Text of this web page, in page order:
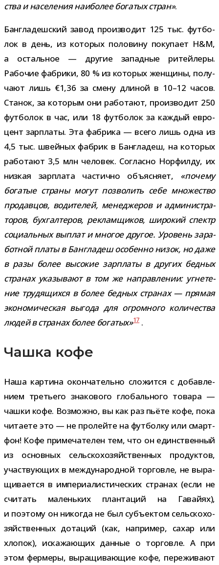
ства и насе­ле­ния наи­бо­лее бога­тых стран».
Бангладешский завод про­из­во­дит 125 тыс. фут­бо­
лок в день, из кото­рых поло­вину поку­пает H&M,
а осталь­ное — дру­гие запад­ные ритей­леры.
Рабочие фаб­рики, 80 % из кото­рых жен­щины, полу­
чают лишь €1,36 за смену дли­ной в 10–12 часов.
Станок, за кото­рым они рабо­тают, про­из­во­дит 250
фут­бо­лок в час, или 18 фут­бо­лок за каж­дый евро­
цент зар­платы. Эта фаб­рика — всего лишь одна из
4,5 тыс. швей­ных фаб­рик в Бангладеш, на кото­рых
рабо­тают 3,5 млн чело­век. Согласно Норфилду, их
низ­кая зар­плата частично объ­яс­няет, «почему
бога­тые страны могут поз­во­лить себе мно­же­ство
про­дав­цов, води­те­лей, мене­дже­ров и адми­ни­стра­
то­ров, бух­гал­те­ров, реклам­щи­ков, широ­кий спектр
соци­аль­ных выплат и мно­гое дру­гое. Уровень зара­
бот­ной платы в Бангладеш осо­бенно низок, но даже
в разы более высо­кие зар­платы в дру­гих бед­ных
стра­нах ука­зы­вают в том же направ­ле­нии: угне­те­
ние тру­дя­щихся в более бед­ных стра­нах — пря­мая
эко­но­ми­че­ская выгода для огром­ного коли­че­ства
людей в стра­нах более бога­тых»17.
Чашка кофе
Наша кар­тина окон­ча­тельно сло­жится с добав­ле­
нием тре­тьего зна­ко­вого гло­баль­ного товара —
чашки кофе. Возможно, вы как раз пьёте кофе, пока
чита­ете это — не про­лейте на фут­болку или смарт­
фон! Кофе при­ме­ча­те­лен тем, что он един­ствен­ный
из основ­ных сель­ско­хо­зяй­ствен­ных про­дук­тов,
участ­ву­ю­щих в меж­ду­на­род­ной тор­говле, не выра­
щи­ва­ется в импе­ри­а­ли­сти­че­ских стра­нах (если не
счи­тать малень­ких план­та­ций на Гавайях),
и поэтому он нико­гда не был субъ­ек­том сель­ско­хо­
зяй­ствен­ных дота­ций (как, напри­мер, сахар или
хло­пок), иска­жа­ю­щих дан­ные о тор­говле. А при
этом фер­меры, выра­щи­ва­ю­щие кофе, пере­жи­вают